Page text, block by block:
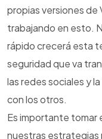
propias versiones de
trabajando en esto.
rápido crecerá esta
seguridad que va
las redes sociales y
con los otros.
Es importante tomar
nuestras estrategias